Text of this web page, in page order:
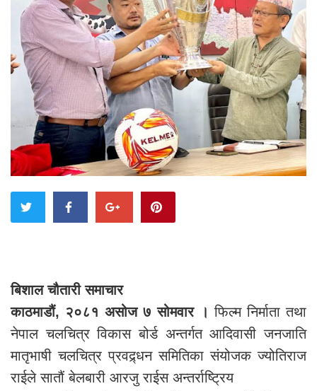
बिशाल चौतारी समाचार
काठमाडौं, २०८१ असोज ७ सोमवार । फिल्म निर्माता तथा
नेपाल चलचित्र विकास बोर्ड अन्तर्गत आदिवासी जनजाति
मातृभाषी चलचित्र प्रवद्र्धन समितिका संयोजक ज्योतिराज
राईले सातौं बेलबारी आरजु राईस अन्तर्राष्ट्रिय